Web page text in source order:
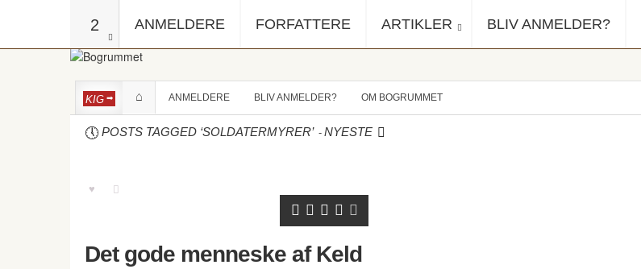
2 ANMELDERE FORFATTERE ARTIKLER BLIV ANMELDER?
KIG ANMELDERE BLIV ANMELDER? OM BOGRUMMET
POSTS TAGGED ‘SOLDATERMYRER’ -NYESTE
Det gode menneske af Keld